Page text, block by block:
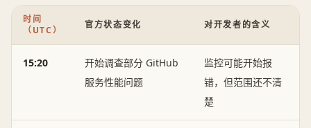
时间
（UTC）
官方状态变化 对开发者的含义
15:20
开始调查部分 GitHub
服务性能问题
监控可能开始报
错，但范围还不清
楚